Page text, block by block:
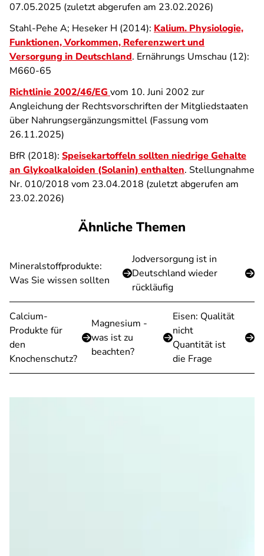
07.05.2025 (zuletzt abgerufen am 23.02.2026)
Stahl-Pehe A; Heseker H (2014): Kalium. Physiologie,
Funktionen, Vorkommen, Referenzwert und
Versorgung in Deutschland. Ernährungs Umschau (12):
M660-65
Richtlinie 2002/46/EG vom 10. Juni 2002 zur
Angleichung der Rechtsvorschriften der Mitgliedstaaten
über Nahrungsergänzungsmittel (Fassung vom
26.11.2025)
BfR (2018): Speisekartoffeln sollten niedrige Gehalte
an Glykoalkaloiden (Solanin) enthalten. Stellungnahme
Nr. 010/2018 vom 23.04.2018 (zuletzt abgerufen am
23.02.2026)
Ähnliche Themen
Mineralstoffprodukte:
Was Sie wissen sollten
Jodversorgung ist in
Deutschland wieder
rückläufig
Calcium-
Produkte für
den
Knochenschutz?
Magnesium -
was ist zu
beachten?
Eisen: Qualität
nicht
Quantität ist
die Frage